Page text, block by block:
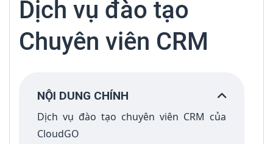
Dịch vụ đào tạo
Chuyên viên CRM
NỘI DUNG CHÍNH
Dịch vụ đào tạo chuyên viên CRM của
CloudGO